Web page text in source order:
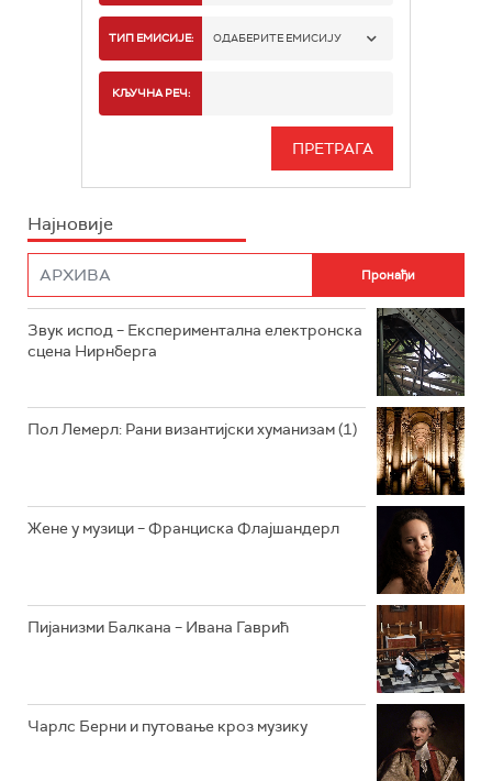
РАДИО БЕОГРАД 1
РАДИО БЕОГРАД 3
РАДИО РОКЕНРОЛЕР
РАДИО ЏЕЗЕР
ТИП ЕМИСИЈЕ: ОДАБЕРИТЕ ЕМИСИЈУ
ИНФО
КЉУЧНА РЕЧ:
Најновије
Звук испод – Експериментална електронска
сцена Нирнберга
Пол Лемерл: Рани византијски хуманизам (1)
Жене у музици – Франциска Флајшандерл
Пијанизми Балкана – Ивана Гаврић
Чарлс Берни и путовање кроз музику